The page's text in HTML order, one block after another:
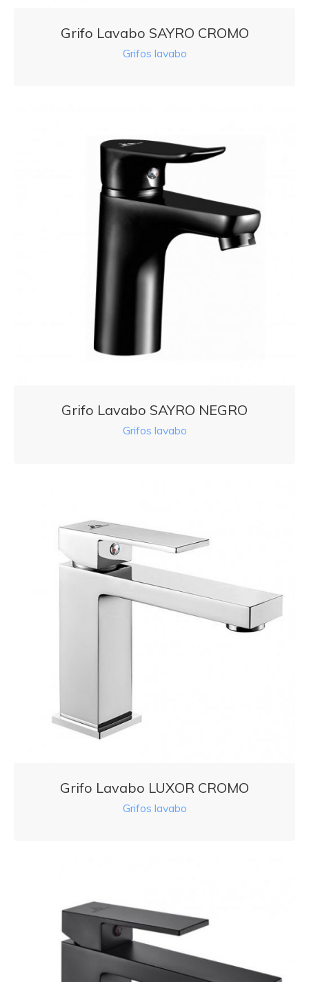
Grifo Lavabo SAYRO CROMO
Grifos lavabo
Grifo Lavabo SAYRO NEGRO
Grifos lavabo
Grifo Lavabo LUXOR CROMO
Grifos lavabo